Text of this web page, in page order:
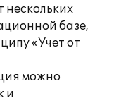
нескольких
базе,
«Учет от
можно
и